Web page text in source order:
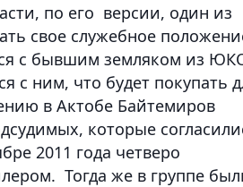
по его версии, один из
свое служебное
с бывшим земляком из
с ним, что будет покупать
в Актобе Байтемиров
которые
2011 года четверо
Тогда же в группе